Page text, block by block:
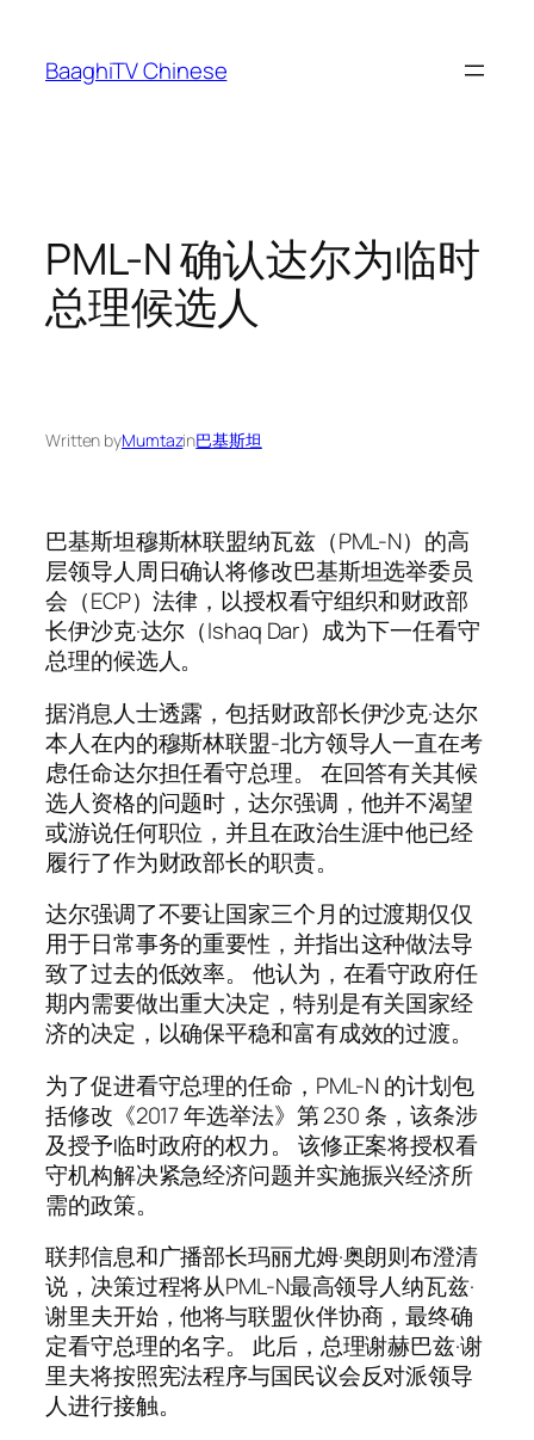
content
BaaghiTV Chinese
PML-N 确认达尔为临时
总理候选人
Written byMumtazin巴基斯坦
巴基斯坦穆斯林联盟纳瓦兹（PML-N）的高
层领导人周日确认将修改巴基斯坦选举委员
会（ECP）法律，以授权看守组织和财政部
长伊沙克·达尔（Ishaq Dar）成为下一任看守
总理的候选人。
据消息人士透露，包括财政部长伊沙克·达尔
本人在内的穆斯林联盟-北方领导人一直在考
虑任命达尔担任看守总理。 在回答有关其候
选人资格的问题时，达尔强调，他并不渴望
或游说任何职位，并且在政治生涯中他已经
履行了作为财政部长的职责。
达尔强调了不要让国家三个月的过渡期仅仅
用于日常事务的重要性，并指出这种做法导
致了过去的低效率。 他认为，在看守政府任
期内需要做出重大决定，特别是有关国家经
济的决定，以确保平稳和富有成效的过渡。
为了促进看守总理的任命，PML-N 的计划包
括修改《2017 年选举法》第 230 条，该条涉
及授予临时政府的权力。 该修正案将授权看
守机构解决紧急经济问题并实施振兴经济所
需的政策。
联邦信息和广播部长玛丽尤姆·奥朗则布澄清
说，决策过程将从PML-N最高领导人纳瓦兹·
谢里夫开始，他将与联盟伙伴协商，最终确
定看守总理的名字。 此后，总理谢赫巴兹·谢
里夫将按照宪法程序与国民议会反对派领导
人进行接触。